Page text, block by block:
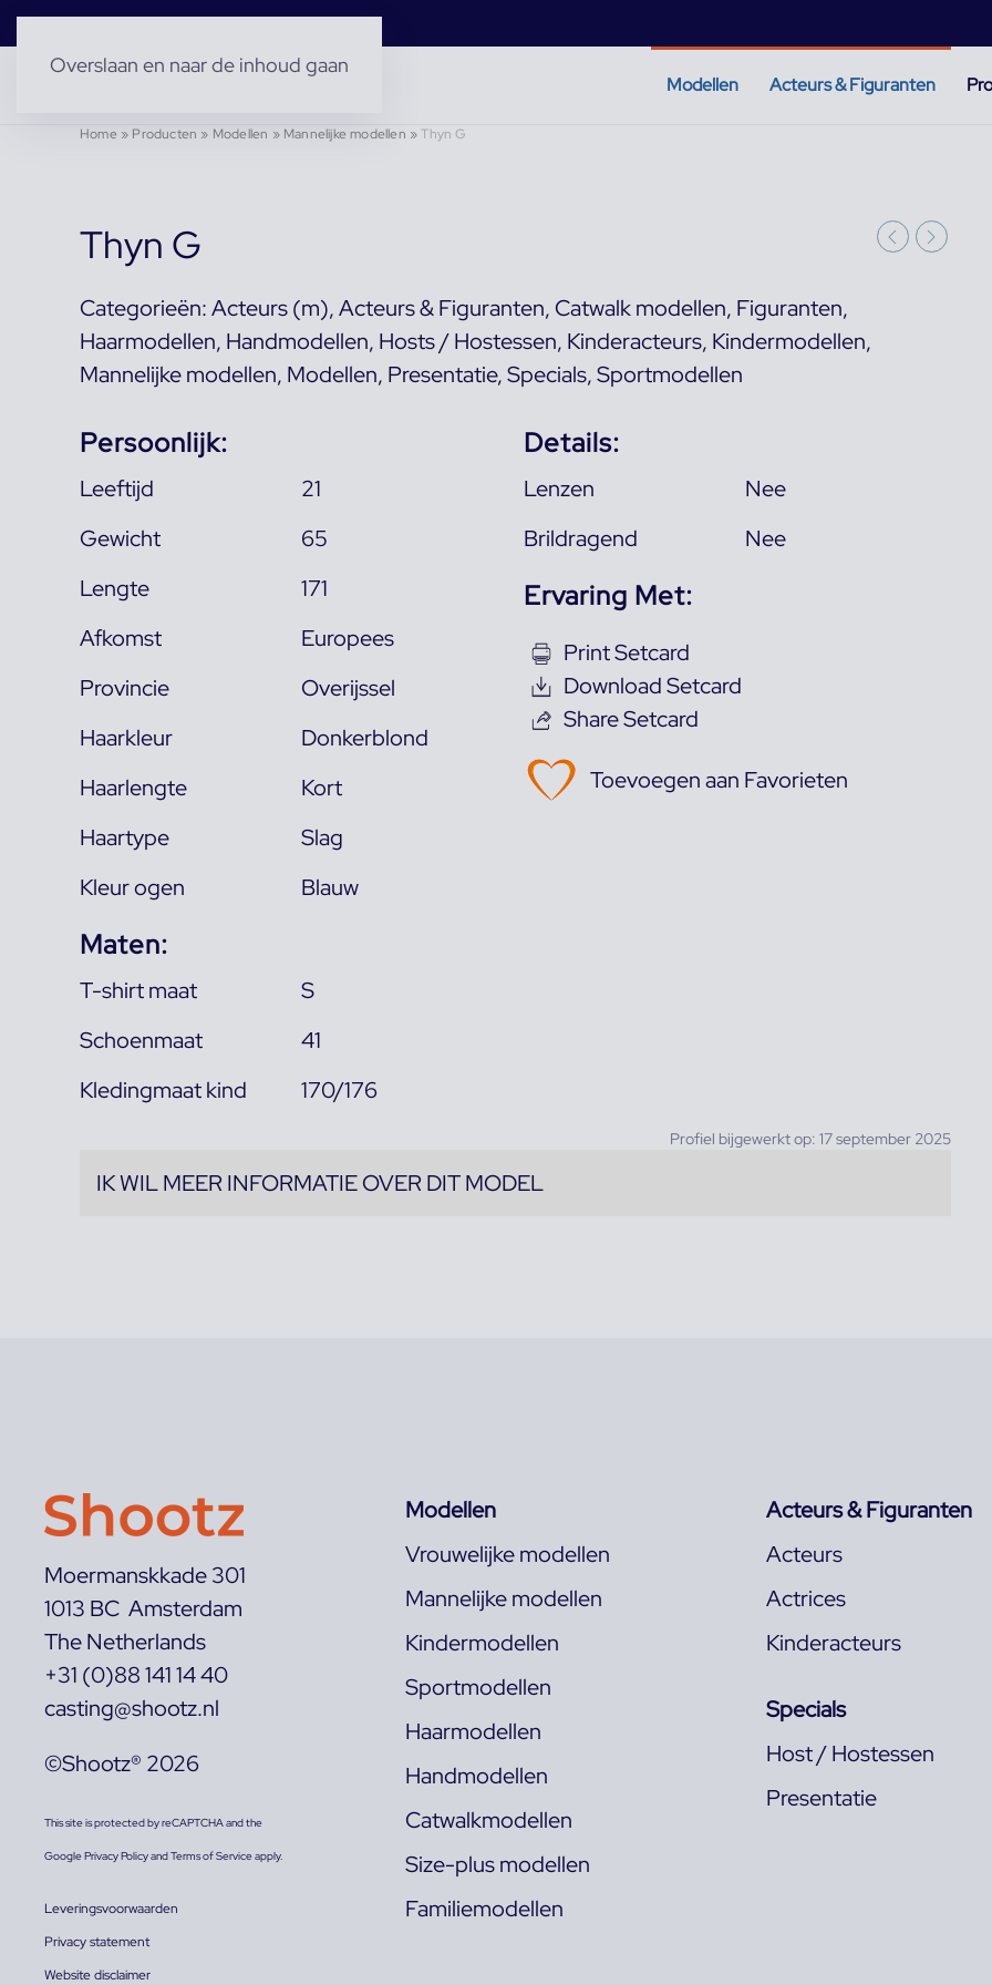
Overslaan en naar de inhoud gaan
Modellen Acteurs & Figuranten
Home» Producten » Modellen » Mannelijke modellen » Thyn G
Thyn G
Categorieën:Acteurs (m),Acteurs & Figuranten, Catwalk modellen, Figuranten,
Haarmodellen, Handmodellen, Hosts / Hostessen, Kinderacteurs, Kindermodellen,
Mannelijke modellen, Modellen, Presentatie,Specials,Sportmodellen
Persoonlijk:
Leeftijd
21
Gewicht
65
Lengte
171
Afkomst
Europees
Provincie
Overijssel
Haarkleur
Donkerblond
Haarlengte
Kort
Haartype
Slag
Kleur ogen
Blauw
Maten:
T-shirt maat
S
Schoenmaat
41
Kledingmaat kind
170/176
Details:
Lenzen
Nee
Brildragend
Nee
Ervaring Met:
Print Setcard
Download Setcard
Share Setcard
Toevoegen aan Favorieten
Profiel bijgewerkt op: 17 september 2025
IK WIL MEER INFORMATIE OVER DIT MODEL
Moermanskkade 301
1013 BC Amsterdam
The Netherlands
+31 (0)88 141 14 40
casting@shootz.nl
©Shootz® 2026
This site is protected by reCAPTCHA and the
GooglePrivacy PolicyandTerms of Serviceapply.
Leveringsvoorwaarden
Privacy statement
Website disclaimer
Modellen
Vrouwelijke modellen
Mannelijke modellen
Kindermodellen
Sportmodellen
Haarmodellen
Handmodellen
Catwalkmodellen
Size-plus modellen
Familiemodellen
Acteurs & Figuranten
Acteurs
Actrices
Kinderacteurs
Specials
Host / Hostessen
Presentatie